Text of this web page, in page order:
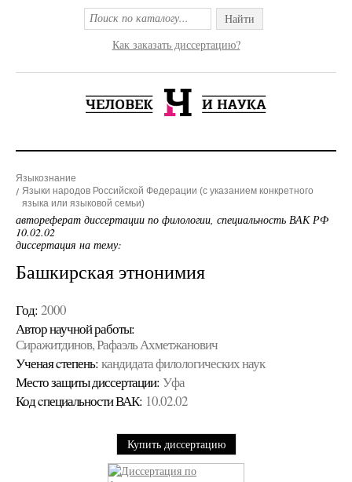
Найти
Как заказать диссертацию?
Языкознание
Языки народов Российской Федерации (с указанием конкретного
языка или языковой семьи)
автореферат диссертации по филологии, специальность ВАК РФ
10.02.02
диссертация на тему:
Башкирская этнонимия
Год: 2000
Автор научной работы:
Сиражитдинов, Рафаэль Ахметжанович
Ученая cтепень: кандидата филологических наук
Место защиты диссертации: Уфа
Код cпециальности ВАК: 10.02.02
Купить диссертацию